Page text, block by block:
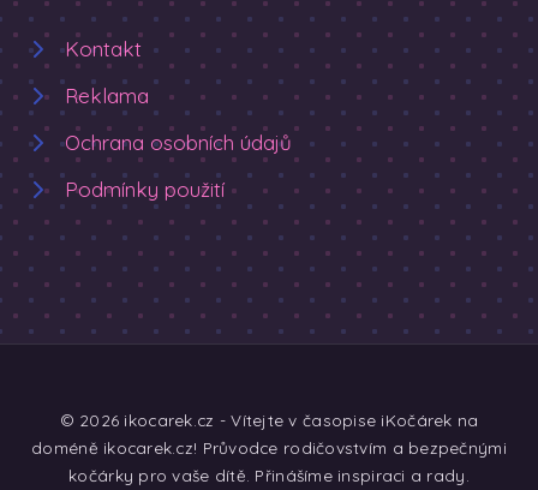
Kontakt
Reklama
Ochrana osobních údajů
Podmínky použití
© 2026 ikocarek.cz - Vítejte v časopise iKočárek na
doméně ikocarek.cz! Průvodce rodičovstvím a bezpečnými
kočárky pro vaše dítě. Přinášíme inspiraci a rady.